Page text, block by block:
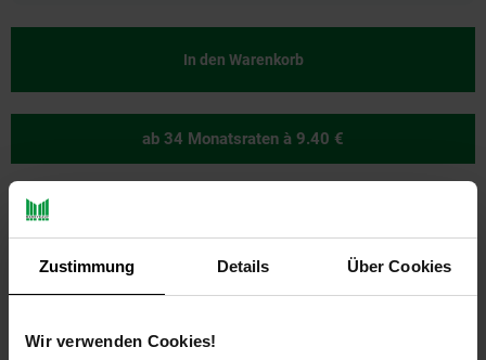
Zustimmung Details Über Cookies
Wir verwenden Cookies!
In den Warenkorb
ab 34 Monatsraten à 9.40 €